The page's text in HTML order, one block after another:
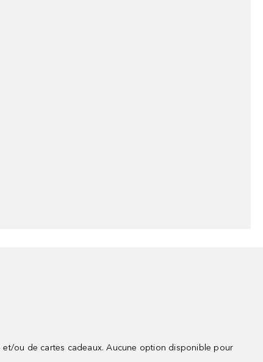
et/ou de cartes cadeaux. Aucune option disponible pour